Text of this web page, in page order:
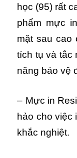
học (95) rất
phẩm mực
mặt sau cao
tích tụ và tắc
năng bảo vệ
– Mực in
hảo cho việc
khắc nghiệt.